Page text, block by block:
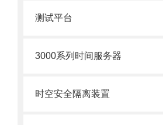
测试平台
3000系列时间服务器
时空安全隔离装置